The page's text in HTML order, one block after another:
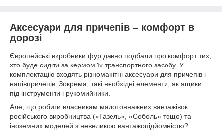
Аксесуари для причепів – комфорт в
дорозі
Європейські виробники фур давно подбали про комфорт тих,
хто буде сидіти за кермом їх транспортного засобу. У
комплектацію входять різноманітні аксесуари для причепів і
напівпричепів. Зокрема, такі необхідні елементи, як ящики
під інструменти і рукомийники.
Але, що робити власникам малотоннажних вантажівок
російського виробництва («Газель», «Соболь» тощо) та
іноземних моделей з невеликою вантажопідйомністю?